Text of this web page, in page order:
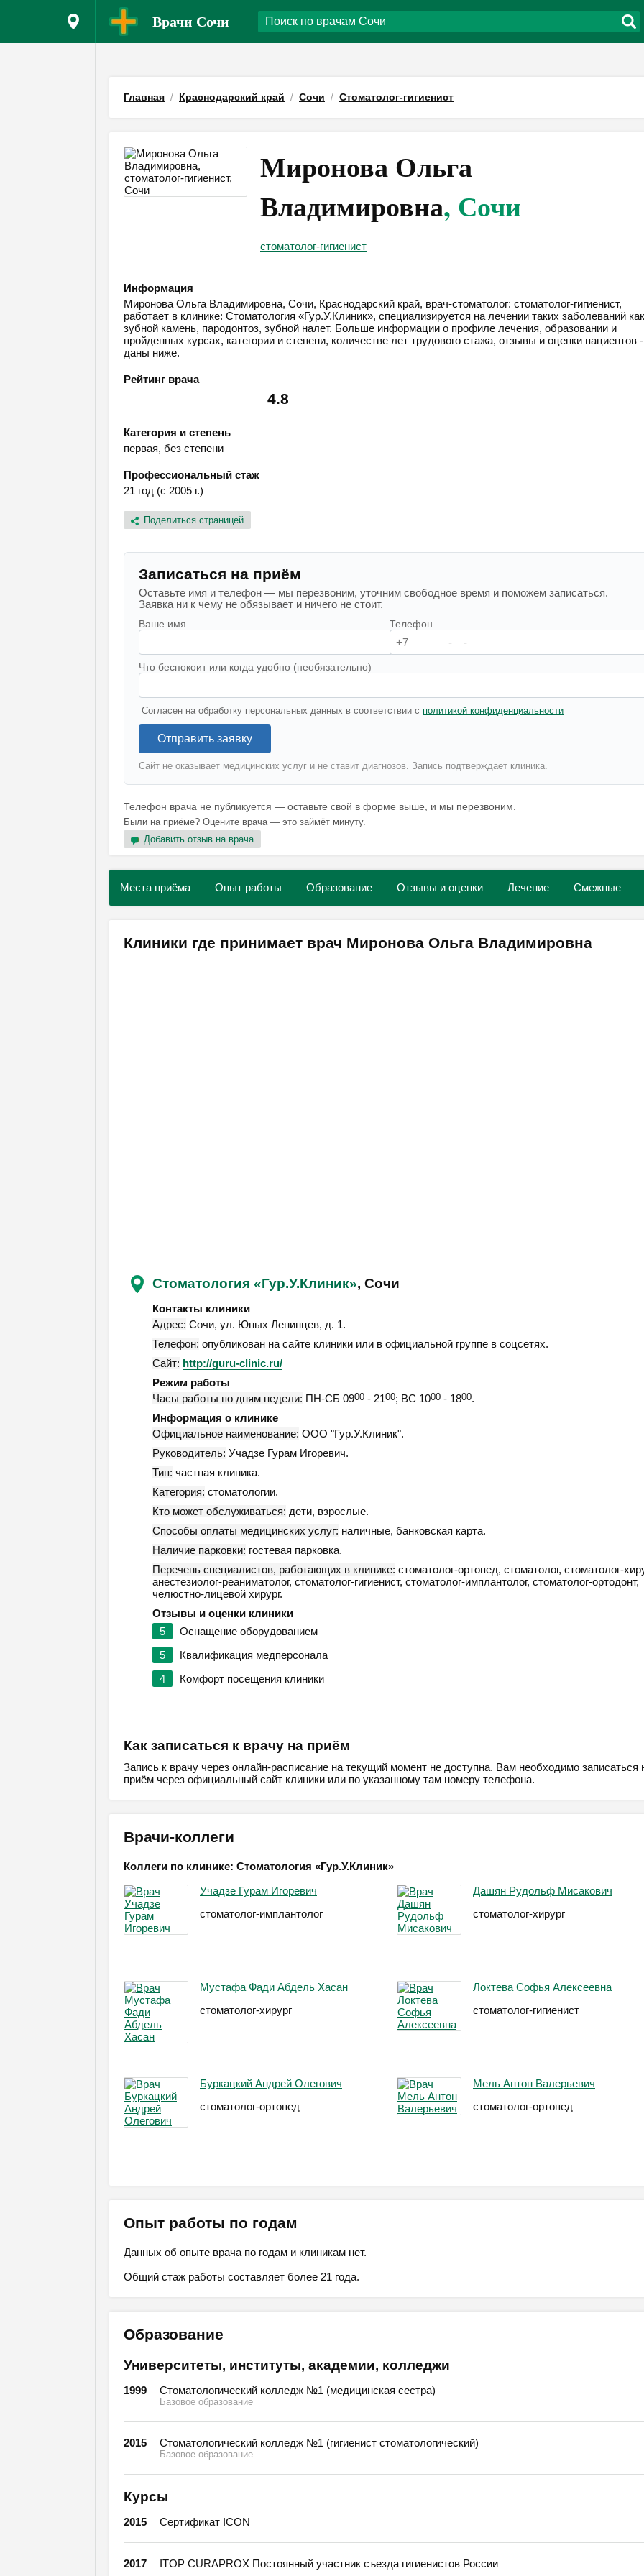
Врачи Сочи
Главная Краснодарский край Сочи Стоматолог-гигиенист
Миронова Ольга
Владимировна, Сочи
стоматолог-гигиенист
Информация
Миронова Ольга Владимировна, Сочи, Краснодарский край, врач-стоматолог: стоматолог-гигиенист,
работает в клинике: Стоматология «Гур.У.Клиник», специализируется на лечении таких заболеваний как
зубной камень, пародонтоз, зубной налет. Больше информации о профиле лечения, образовании и
пройденных курсах, категории и степени, количестве лет трудового стажа, отзывы и оценки пациентов -
даны ниже.
Рейтинг врача
4.8
Категория и степень
первая, без степени
Профессиональный стаж
21 год (с 2005 г.)
Поделиться страницей
Записаться на приём
Оставьте имя и телефон — мы перезвоним, уточним свободное время и поможем записаться.
Заявка ни к чему не обязывает и ничего не стоит.
Ваше имя Телефон
Что беспокоит или когда удобно (необязательно)
Согласен на обработку персональных данных в соответствии с политикой конфиденциальности
Отправить заявку
Сайт не оказывает медицинских услуг и не ставит диагнозов. Запись подтверждает клиника.
Телефон врача не публикуется — оставьте свой в форме выше, и мы перезвоним.
Были на приёме? Оцените врача — это займёт минуту.
Добавить отзыв на врача
Места приёма Опыт работы Образование Отзывы и оценки Лечение Смежные
Клиники где принимает врач Миронова Ольга Владимировна
Стоматология «Гур.У.Клиник», Сочи
Контакты клиники
Адрес: Сочи, ул. Юных Ленинцев, д. 1.
Телефон: опубликован на сайте клиники или в официальной группе в соцсетях.
Сайт: http://guru-clinic.ru/
Режим работы
Часы работы по дням недели: ПН-СБ 0900 - 2100; ВС 1000 - 1800.
Информация о клинике
Официальное наименование: ООО "Гур.У.Клиник".
Руководитель: Учадзе Гурам Игоревич.
Тип: частная клиника.
Категория: стоматологии.
Кто может обслуживаться: дети, взрослые.
Способы оплаты медицинских услуг: наличные, банковская карта.
Наличие парковки: гостевая парковка.
Перечень специалистов, работающих в клинике: стоматолог-ортопед, стоматолог, стоматолог-
анестезиолог-реаниматолог, стоматолог-гигиенист, стоматолог-имплантолог, стоматолог-ортодонт,
челюстно-лицевой хирург.
Отзывы и оценки клиники
5
Оснащение оборудованием
5
Квалификация медперсонала
4
Комфорт посещения клиники
Как записаться к врачу на приём
Запись к врачу через онлайн-расписание на текущий момент не доступна. Вам необходимо записаться
приём через официальный сайт клиники или по указанному там номеру телефона.
Врачи-коллеги
Коллеги по клинике: Стоматология «Гур.У.Клиник»
Учадзе Гурам Игоревич
стоматолог-имплантолог
Дашян Рудольф Мисакович
стоматолог-хирург
Мустафа Фади Абдель Хасан
стоматолог-хирург
Локтева Софья Алексеевна
стоматолог-гигиенист
Буркацкий Андрей Олегович
стоматолог-ортопед
Мель Антон Валерьевич
стоматолог-ортопед
Опыт работы по годам
Данных об опыте врача по годам и клиникам нет.
Общий стаж работы составляет более 21 года.
Образование
Университеты, институты, академии, колледжи
1999 Стоматологический колледж №1 (медицинская сестра)
Базовое образование
2015 Стоматологический колледж №1 (гигиенист стоматологический)
Базовое образование
Курсы
2015 Сертификат ICON
2017 ITOP CURAPROX Постоянный участник съезда гигиенистов России